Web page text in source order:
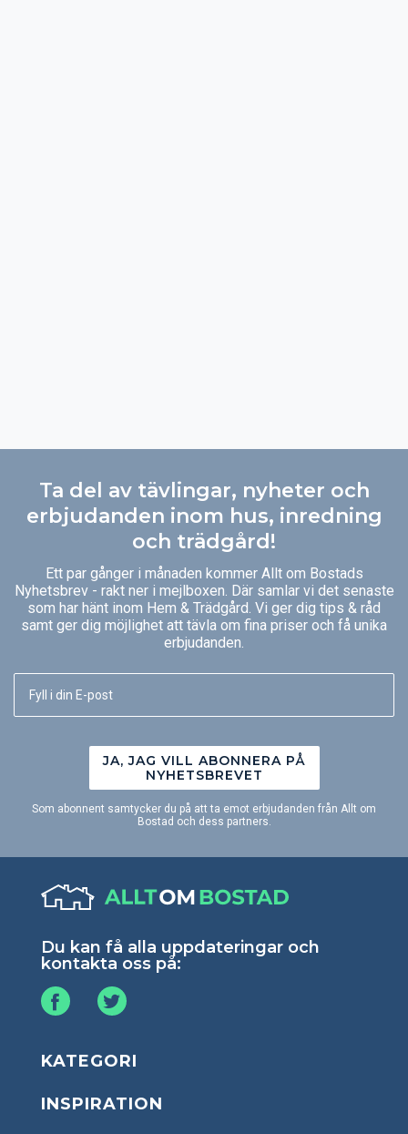
Ta del av tävlingar, nyheter och
erbjudanden inom hus, inredning
och trädgård!
Ett par gånger i månaden kommer Allt om Bostads
Nyhetsbrev - rakt ner i mejlboxen. Där samlar vi det senaste
som har hänt inom Hem & Trädgård. Vi ger dig tips & råd
samt ger dig möjlighet att tävla om fina priser och få unika
erbjudanden.
JA, JAG VILL ABONNERA PÅ
NYHETSBREVET
Som abonnent samtycker du på att ta emot erbjudanden från Allt om
Bostad och dess partners.
Du kan få alla uppdateringar och
kontakta oss på:
KATEGORI
INSPIRATION